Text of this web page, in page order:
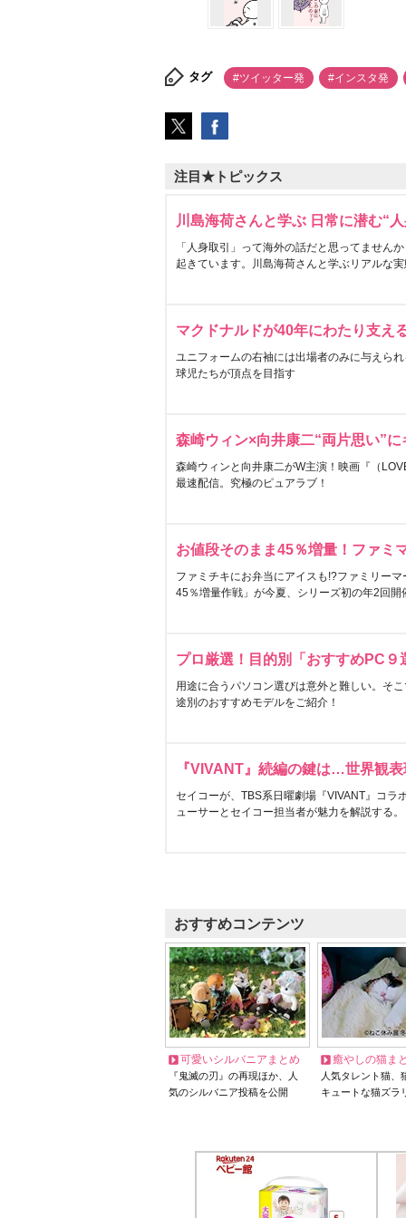
タグ #ツイッター発 #インスタ発
注目★トピックス
川島海荷さんと学ぶ 日常に潜む“
「人身取引」って海外の話だと思ってません
起きています。川島海荷さんと学ぶリアルな
マクドナルドが40年にわたり支え
ユニフォームの右袖には出場者のみに与えら
球児たちが頂点を目指す
森崎ウィン×向井康二“両片思い”
森崎ウィンと向井康二がW主演！映画『（
最速配信。究極のピュアラブ！
お値段そのまま45％増量！ファミ
ファミチキにお弁当にアイスも!?ファミリー
45％増量作戦」が今夏、シリーズ初の年2回開
プロ厳選！目的別「おすすめPC９
用途に合うパソコン選びは意外と難しい。そ
途別のおすすめモデルをご紹介！
『VIVANT』続編の鍵は…世界観
セイコーが、TBS系日曜劇場『VIVANT』コラ
ューサーとセイコー担当者が魅力を解説する。
おすすめコンテンツ
可愛いシルバニアまとめ
『鬼滅の刃』の再現ほか、人
気のシルバニア投稿を公開
癒やしの猫ま
人気タレント猫
キュートな猫ズラ